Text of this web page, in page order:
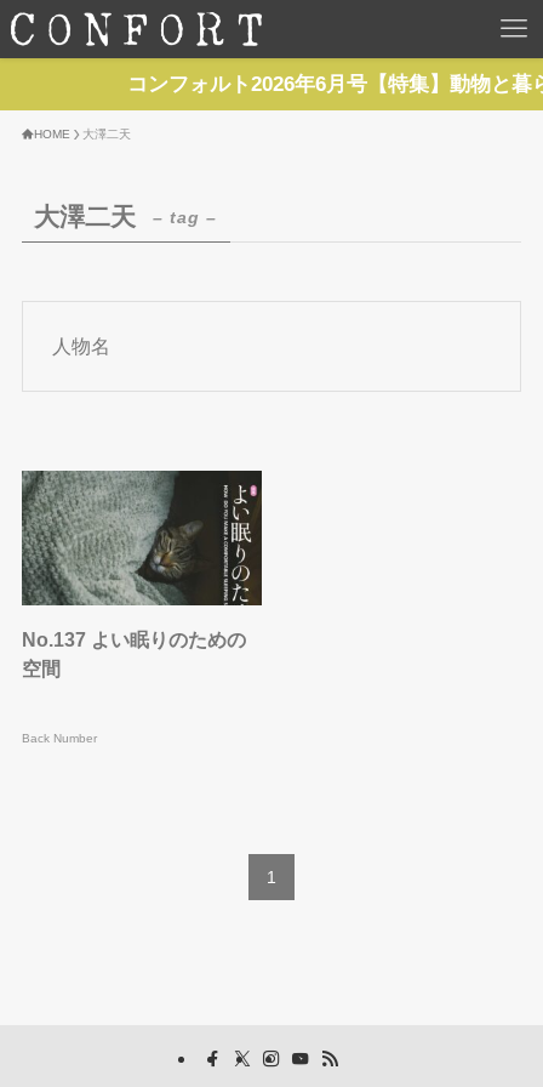
HOME
NEWS
Contact Us
コンフォルト2026年6月号【特集】動物と
HOME 大澤二天
大澤二天 – tag –
人物名
No.137 よい眠りのための
空間
Back Number
1